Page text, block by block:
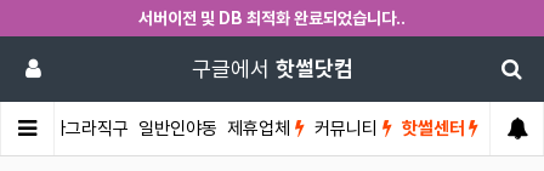
서버이전 및 DB 최적화 완료되었습니다..
구글에서 핫썰닷컴
비아그라직구 일반인야동 제휴업체 커뮤니티 핫썰센터